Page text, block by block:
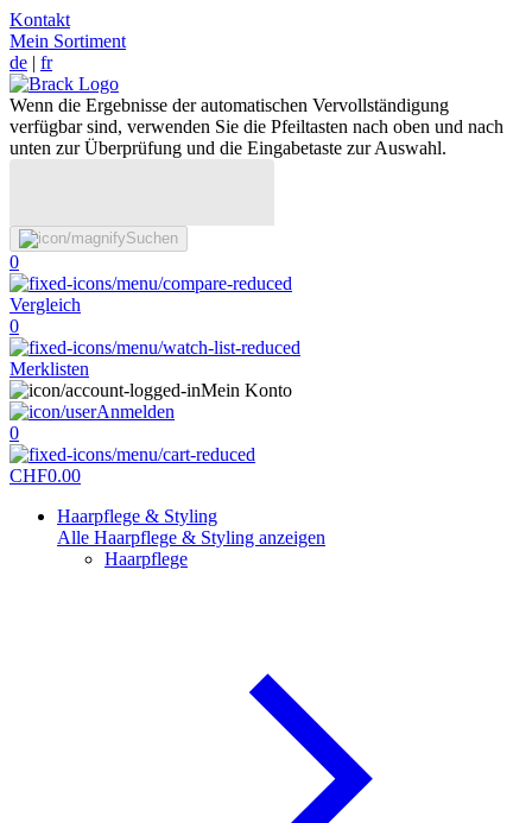
Kontakt
Mein Sortiment
de | fr
Wenn die Ergebnisse der automatischen Vervollständigung
verfügbar sind, verwenden Sie die Pfeiltasten nach oben und nach
unten zur Überprüfung und die Eingabetaste zur Auswahl.
Suchen
0
Vergleich
0
Merklisten
Mein Konto
Anmelden
0
CHF0.00
Haarpflege & Styling
Alle Haarpflege & Styling anzeigen
Haarpflege